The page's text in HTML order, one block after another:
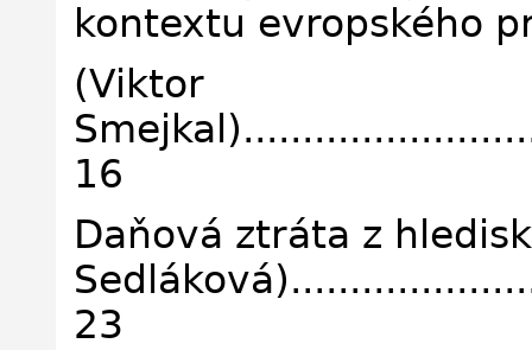
kontextu evropského
(Viktor
16
Daňová ztráta z
23